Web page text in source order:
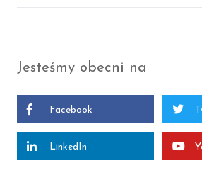
F
c
o
k
T
i
t
t
e
Jesteśmy obecni na
Facebook
LinkedIn